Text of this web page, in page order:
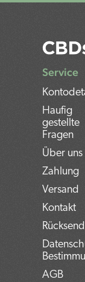
Service
Haufig
gestellte
Fragen
Über uns
Zahlung
Versand
Kontakt
AGB